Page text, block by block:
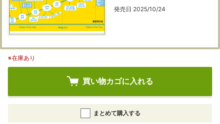
発売日 2025/10/24
※在庫あり
買い物カゴに入れる
まとめて購入する